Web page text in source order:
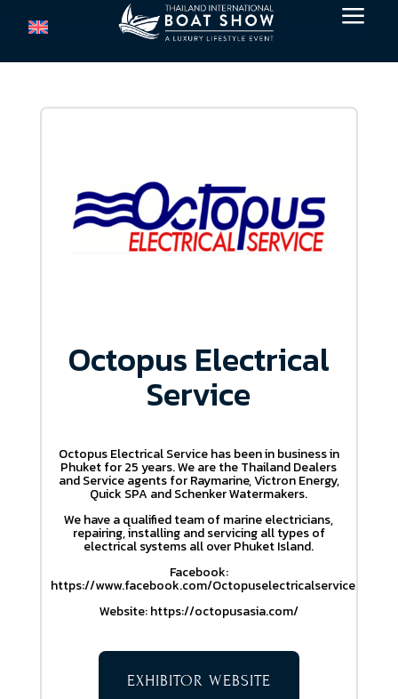
a
Octopus Electrical
Service
Octopus Electrical Service has been in business in
Phuket for 25 years. We are the Thailand Dealers
and Service agents for Raymarine, Victron Energy,
Quick SPA and Schenker Watermakers.
We have a qualified team of marine electricians,
repairing, installing and servicing all types of
electrical systems all over Phuket Island.
Facebook:
https://www.facebook.com/Octopuselectricalservice/
Website: https://octopusasia.com/
EXHIBITOR WEBSITE